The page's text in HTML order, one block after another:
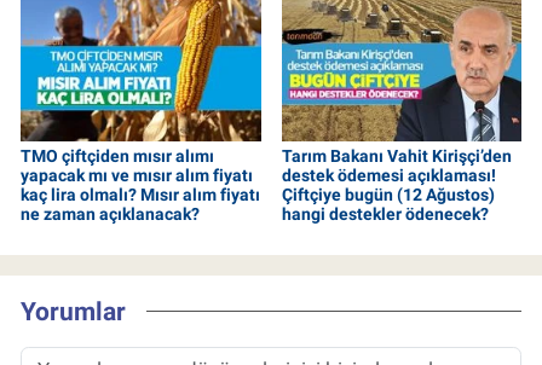
TMO çiftçiden mısır alımı
yapacak mı ve mısır alım fiyatı
kaç lira olmalı? Mısır alım fiyatı
ne zaman açıklanacak?
Tarım Bakanı Vahit Kirişçi’den
destek ödemesi açıklaması!
Çiftçiye bugün (12 Ağustos)
hangi destekler ödenecek?
Yorumlar